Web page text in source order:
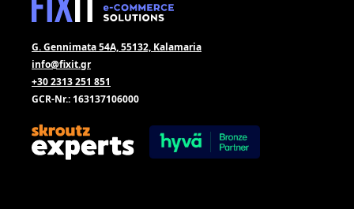
G. Gennimata 54A, 55132, Kalamaria
info@fixit.gr
+30 2313 251 851
GCR-Nr.: 163137106000